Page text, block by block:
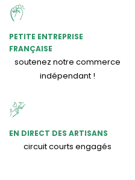
PETITE ENTREPRISE
FRANÇAISE
soutenez notre commerce
indépendant !
EN DIRECT DES ARTISANS
circuit courts engagés